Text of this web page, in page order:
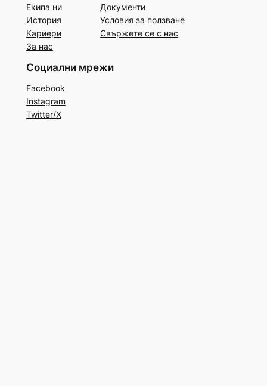
Екипа ни
История
Кариери
За нас
Документи
Условия за ползване
Свържете се с нас
Социални мрежи
Facebook
Instagram
Twitter/X